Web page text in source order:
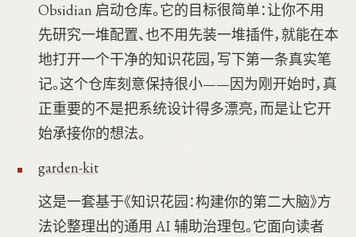
Obsidian 启动仓库。它的目标很简单：让你不用
先研究一堆配置、也不用先装一堆插件，就能在本
地打开一个干净的知识花园，写下第一条真实笔
记。这个仓库刻意保持很小——因为刚开始时，真
正重要的不是把系统设计得多漂亮，而是让它开
始承接你的想法。
garden-kit
这是一套基于《知识花园：构建你的第二大脑》方
法论整理出的通用 AI 辅助治理包。它面向读者